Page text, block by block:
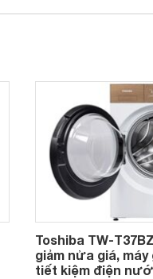
Toshiba TW-
giảm nửa giá,
tiết kiệm điện